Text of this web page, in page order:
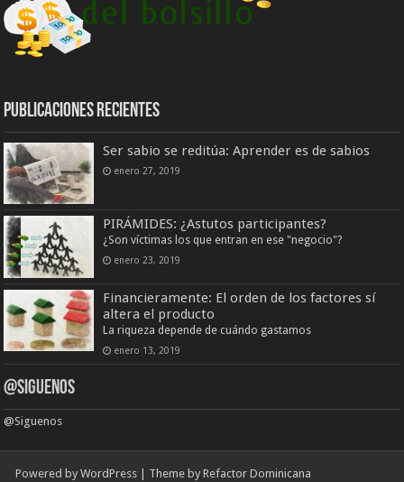
Publicaciones Recientes
Ser sabio se reditúa: Aprender es de sabios
enero 27, 2019
PIRÁMIDES: ¿Astutos participantes?
¿Son víctimas los que entran en ese "negocio"?
enero 23, 2019
Financieramente: El orden de los factores sí
altera el producto
La riqueza depende de cuándo gastamos
enero 13, 2019
@Siguenos
@Siguenos
Powered by WordPress | Theme by Refactor Dominicana